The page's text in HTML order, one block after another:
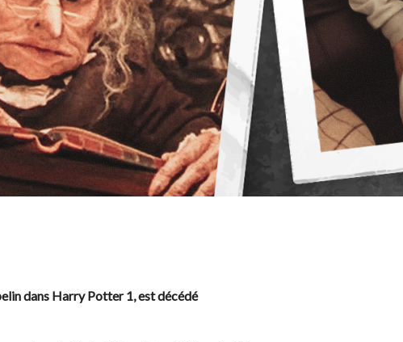
dans Harry Potter 1, est décédé